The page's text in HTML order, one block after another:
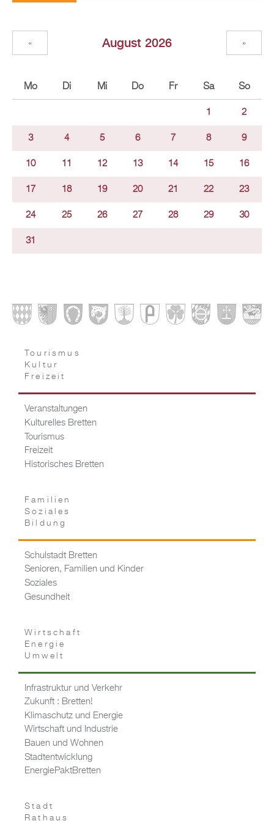
August 2026
« »
Mo Di Mi Do Fr Sa So
1 2
3 4 5 6 7 8 9
10 11 12 13 14 15 16
17 18 19 20 21 22 23
24 25 26 27 28 29 30
31
Tourismus
Kultur
Freizeit
Veranstaltungen
Kulturelles Bretten
Tourismus
Freizeit
Historisches Bretten
Familien
Soziales
Bildung
Schulstadt Bretten
Senioren, Familien und Kinder
Soziales
Gesundheit
Wirtschaft
Energie
Umwelt
Infrastruktur und Verkehr
Zukunft : Bretten!
Klimaschutz und Energie
Wirtschaft und Industrie
Bauen und Wohnen
Stadtentwicklung
EnergiePaktBretten
Stadt
Rathaus